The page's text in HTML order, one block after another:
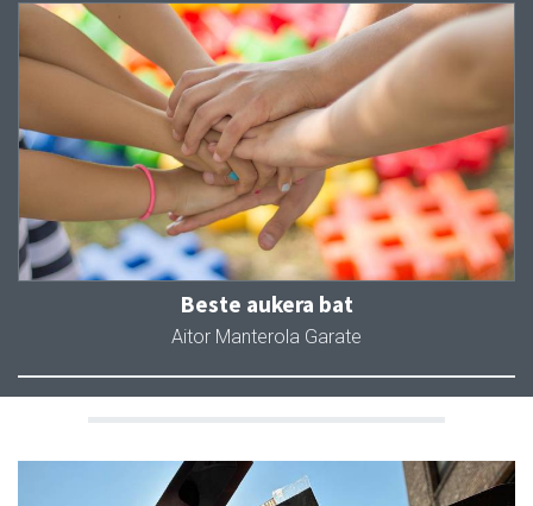
Beste aukera bat
Aitor Manterola Garate